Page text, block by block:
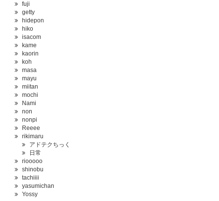
fuji
getty
hidepon
hiko
isacom
kame
kaorin
koh
masa
mayu
miitan
mochi
Nami
non
nonpi
Reeee
rikimaru
アドテクちっく
日常
riooooo
shinobu
tachiiii
yasumichan
Yossy